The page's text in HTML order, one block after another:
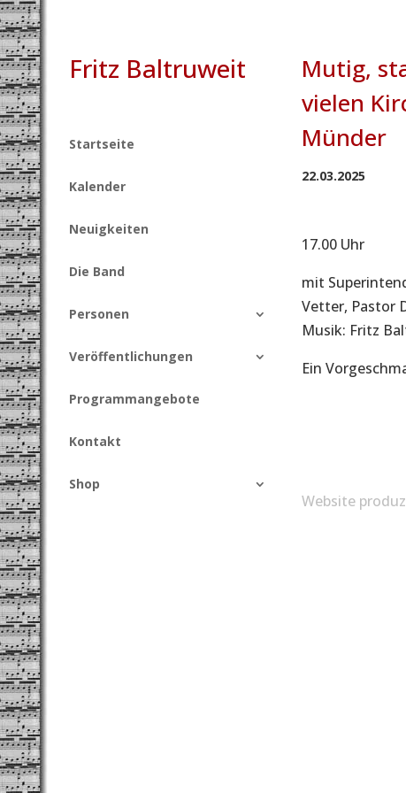
Fritz Baltruweit
Startseite
Kalender
Neuigkeiten
Die Band
Personen
Veröffentlichungen
Programmangebote
Kontakt
Shop
Mutig,
vielen
Münder
22.03.2025
17.00 Uhr
mit
Vetter, Pastor
Musik: Fritz
Ein
Website